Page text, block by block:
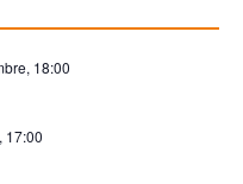
18:00
17:00